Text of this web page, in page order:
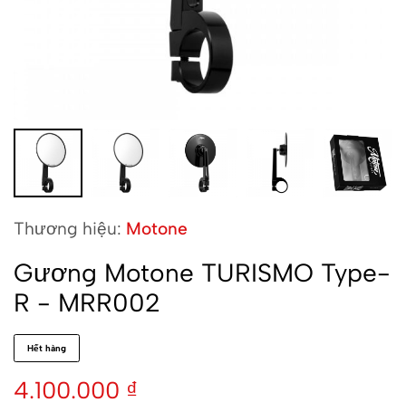
Thương hiệu: Motone
Gương Motone TURISMO Type-
R - MRR002
Hết hàng
4.100.000 ₫